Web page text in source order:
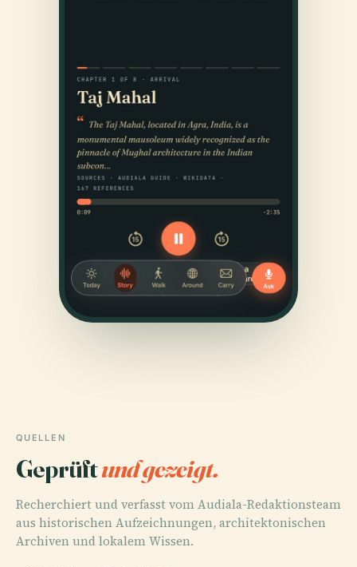
QUELLEN
Geprüftund gezeigt.
Recherchiert und verfasst vom Audiala-Redaktionsteam
aus historischen Aufzeichnungen, architektonischen
Archiven und lokalem Wissen.